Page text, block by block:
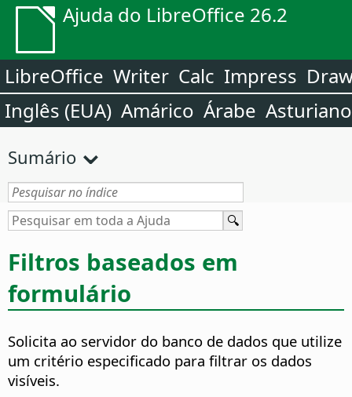
Ajuda do LibreOffice 26.2
LibreOffice Writer Calc Impress
Inglês (EUA) Amárico Árabe Asturiano
Sumário
Filtros baseados em
formulário
Solicita ao servidor do banco de dados que utilize
um critério especificado para filtrar os dados
visíveis.